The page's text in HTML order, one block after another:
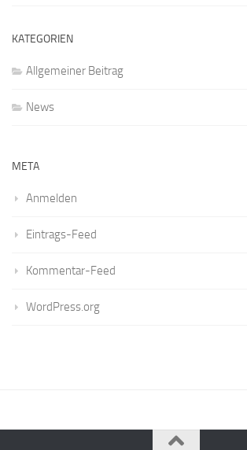
KATEGORIEN
Allgemeiner Beitrag
News
META
Anmelden
Eintrags-Feed
Kommentar-Feed
WordPress.org